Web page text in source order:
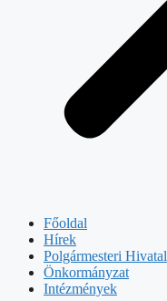
Főoldal
Hírek
Polgármesteri Hivatal
Önkormányzat
Intézmények